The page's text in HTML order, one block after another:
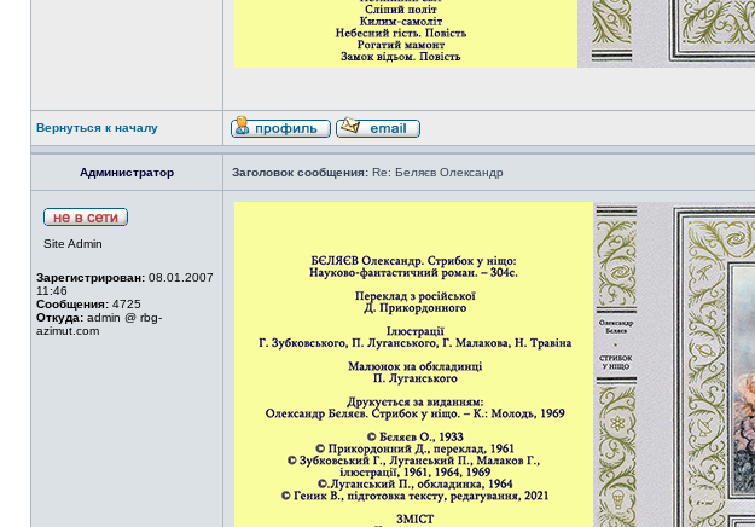
Вернуться к началу
Администратор Заголовок сообщения: Re: Беляєв Олександр
Site Admin
Зарегистрирован: 08.01.2007
11:46
Сообщения: 4725
Откуда: admin @ rbg-
azimut.com